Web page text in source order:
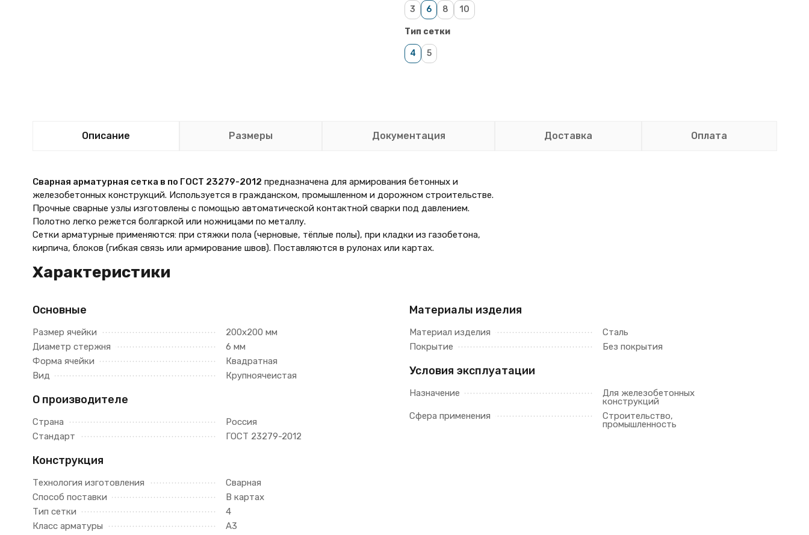
3 6 8 10
Тип сетки
4 5
Описание Размеры Документация Доставка Оплата
Сварная арматурная сетка в по ГОСТ 23279-2012 предназначена для армирования бетонных и
железобетонных конструкций. Используется в гражданском, промышленном и дорожном строительстве.
Прочные сварные узлы изготовлены с помощью автоматической контактной сварки под давлением.
Полотно легко режется болгаркой или ножницами по металлу.
Сетки арматурные применяются: при стяжки пола (черновые, тёплые полы), при кладки из газобетона,
кирпича, блоков (гибкая связь или армирование швов). Поставляются в рулонах или картах.
Характеристики
Основные
Размер ячейки
200х200 мм
Диаметр стержня
6 мм
Форма ячейки
Квадратная
Вид
Крупноячеистая
О производителе
Страна
Россия
Стандарт
ГОСТ 23279-2012
Конструкция
Технология изготовления
Сварная
Способ поставки
В картах
Тип сетки
4
Класс арматуры
А3
Материалы изделия
Материал изделия
Сталь
Покрытие
Без покрытия
Условия эксплуатации
Назначение Для железобетонных
конструкций
Сфера применения
Строительство,
промышленность